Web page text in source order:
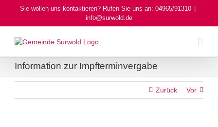
Sie wollen uns kontaktieren? Rufen Sie uns an: 04965/91310
info@surwold.de
Information zur Impfterminvergabe
Zurück Vor